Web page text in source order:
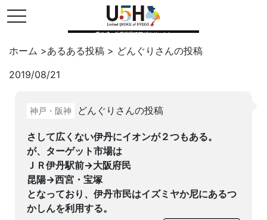
toggle navigation
県公式・兵庫五国連邦プロジェクト
ホーム >あるある投稿 > どんぐり さんの投稿
2019/08/21
神戸・阪神 どんぐりさんの投稿
さして広くない伊丹にイオンが２つもある。
が、ターゲット市場は
ＪＲ伊丹駅前→大阪府民
昆陽→西宮・宝塚
となっており、伊丹市民はイズミヤか尼にあるつ
かしんを利用する。